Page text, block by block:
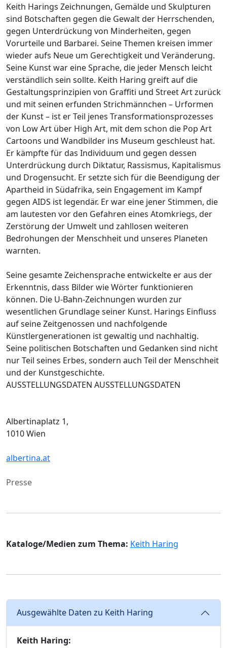
Keith Harings Zeichnungen, Gemälde und Skulpturen
sind Botschaften gegen die Gewalt der Herrschenden,
gegen Unterdrückung von Minderheiten, gegen
Vorurteile und Barbarei. Seine Themen kreisen immer
wieder aufs Neue um Gerechtigkeit und Veränderung.
Seine Kunst war eine Sprache, die jeder Mensch leicht
verständlich sein sollte. Keith Haring greift auf die
Gestaltungsprinzipien von Graffiti und Street Art zurück
und mit seinen erfunden Strichmännchen – Urformen
der Kunst – ist er Teil jenes Transformationsprozesses
von Low Art über High Art, mit dem schon die Pop Art
Cartoons und Wandbilder ins Museum geschleust hat.
Er kämpfte für das Individuum und gegen dessen
Unterdrückung durch Diktatur, Rassismus, Kapitalismus
und Drogensucht. Er setzte sich für die Beendigung der
Apartheid in Südafrika, sein Engagement im Kampf
gegen AIDS ist legendär. Er war eine jener Stimmen, die
am lautesten vor den Gefahren eines Atomkriegs, der
Zerstörung der Umwelt und zahllosen weiteren
Bedrohungen der Menschheit und unseres Planeten
warnten.
Seine gesamte Zeichensprache entwickelte er aus der
Erkenntnis, dass Bilder wie Wörter funktionieren
können. Die U-Bahn-Zeichnungen wurden zur
wesentlichen Grundlage seiner Kunst. Harings Einfluss
auf seine Zeitgenossen und nachfolgende
Künstlergenerationen ist gewaltig und nachhaltig.
Seine politischen Botschaften und Gedanken sind nicht
nur Teil seines Erbes, sondern auch Teil der Menschheit
und der Kunstgeschichte.
AUSSTELLUNGSDATEN AUSSTELLUNGSDATEN
Albertinaplatz 1,
1010 Wien
albertina.at
Presse
Kataloge/Medien zum Thema: Keith Haring
Ausgewählte Daten zu Keith Haring
Keith Haring: